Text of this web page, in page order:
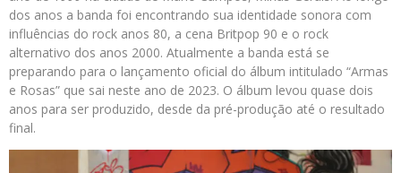
dos anos a banda foi encontrando sua identidade sonora com
influências do rock anos 80, a cena Britpop 90 e o rock
alternativo dos anos 2000. Atualmente a banda está se
preparando para o lançamento oficial do álbum intitulado “Armas
e Rosas” que sai neste ano de 2023. O álbum levou quase dois
anos para ser produzido, desde da pré-produção até o resultado
final.